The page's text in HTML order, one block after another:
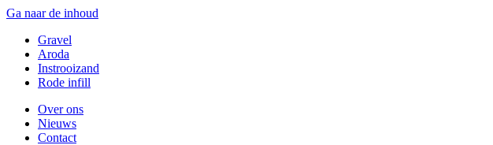
Ga naar de inhoud
Gravel
Aroda
Instrooizand
Rode infill
Over ons
Nieuws
Contact